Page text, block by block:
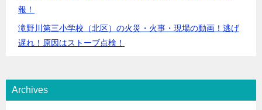
報！
滝野川第三小学校（北区）の火災・火事・現場の動画！逃げ
遅れ！原因はストーブ点検！
Archives